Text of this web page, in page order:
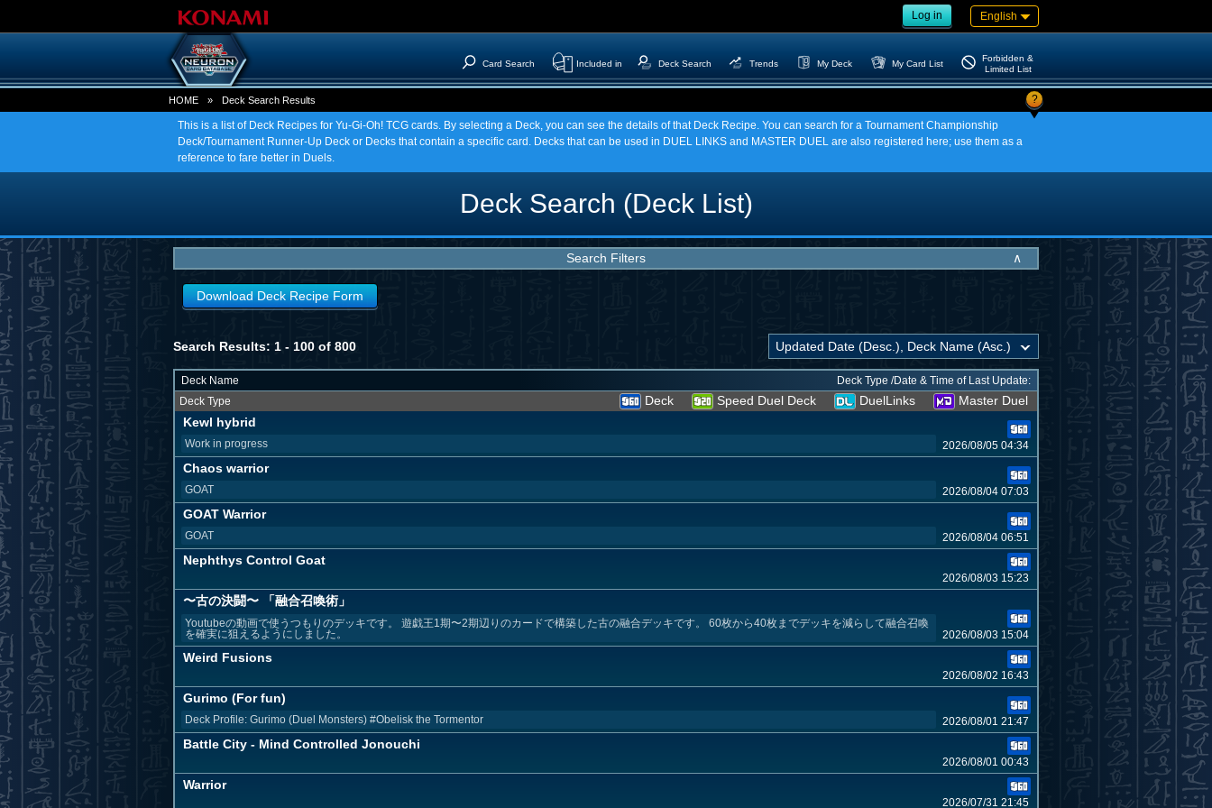
Log in English
Card Search Included in Deck Search Trends My Deck My Card List
Forbidden &
Limited List
HOME » Deck Search Results ?
This is a list of Deck Recipes for Yu-Gi-Oh! TCG cards. By selecting a Deck, you can see the details of that Deck Recipe. You can search for a Tournament Championship
Deck/Tournament Runner-Up Deck or Decks that contain a specific card. Decks that can be used in DUEL LINKS and MASTER DUEL are also registered here; use them as a
reference to fare better in Duels.
Deck Search (Deck List)
Search Filters ∧
Download Deck Recipe Form
Search Results: 1 - 100 of 800
Deck Name
Deck Type /Date & Time of Last Update:
Deck Type
Deck Speed Duel Deck DuelLinks
Master Duel
Kewl hybrid
Work in progress 2026/08/05 04:34
Chaos warrior
GOAT 2026/08/04 07:03
GOAT Warrior
GOAT 2026/08/04 06:51
Nephthys Control Goat
2026/08/03 15:23
〜古の決闘〜 「融合召喚術」
Youtubeの動画で使うつもりのデッキです。 遊戯王1期〜2期辺りのカードで構築した古の融合デッキです。 60枚から40枚までデッキを減らして融合召喚
を確実に狙えるようにしました。
2026/08/03 15:04
Weird Fusions
2026/08/02 16:43
Gurimo (For fun)
Deck Profile: Gurimo (Duel Monsters) #Obelisk the Tormentor 2026/08/01 21:47
Battle City - Mind Controlled Jonouchi
2026/08/01 00:43
Warrior
2026/07/31 21:45